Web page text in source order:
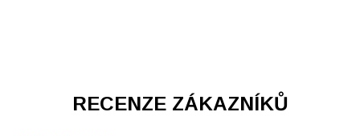
RECENZE ZÁKAZNÍKŮ